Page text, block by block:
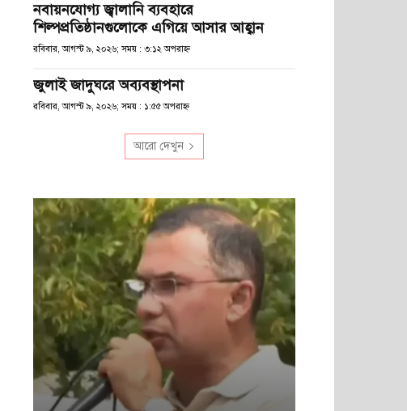
নবায়নযোগ্য জ্বালানি ব্যবহারে
শিল্পপ্রতিষ্ঠানগুলোকে এগিয়ে আসার আহ্বান
রবিবার, আগস্ট ৯, ২০২৬; সময় : ৩:১২ অপরাহ্ণ
জুলাই জাদুঘরে অব্যবস্থাপনা
রবিবার, আগস্ট ৯, ২০২৬; সময় : ১:৫৫ অপরাহ্ণ
আরো দেখুন